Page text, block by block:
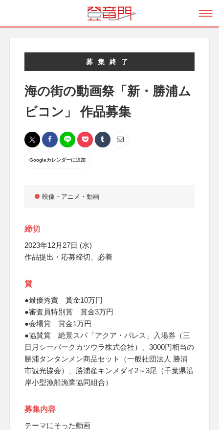
募集終了
海の街の動画祭「新・勝浦ム
ビコン」 作品募集
Googleカレンダーに追加
映像・アニメ・動画
締切
2023年12月27日 (水)
作品提出・応募締切、必着
賞
●最優秀賞 賞金10万円
●審査員特別賞 賞金3万円
●会場賞 賞金1万円
●協賛賞 絶景スパ「アクア・パレス」入場券（三
日月シーパークカツウラ株式会社）、3000円相当の
勝浦タンタンメン商品セット（一般社団法人 勝浦
市観光協会）、勝浦産キンメダイ2～3尾（千葉県沿
岸小型漁船漁業協同組合）
募集内容
テーマにそった動画